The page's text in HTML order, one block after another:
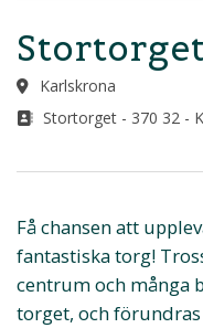
Karlskrona
Stortorget - 370 32 -
Få chansen att
fantastiska torg!
centrum och många
torget, och